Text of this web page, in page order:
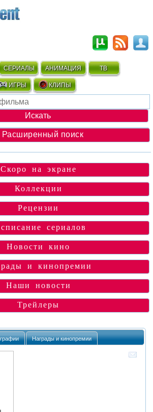
СЕРИАЛЫ АНИМАЦИЯ ТВ
ИГРЫ КЛИПЫ
Расширенный поиск
Скоро на экране
Коллекции
Рецензии
сериалов
Новости кино
и кинопремии
Наши новости
Трейлеры
Награды и кинопремии